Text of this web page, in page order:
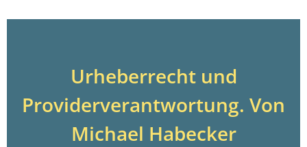
Urheberrecht und
Providerverantwortung. Von
Michael Habecker